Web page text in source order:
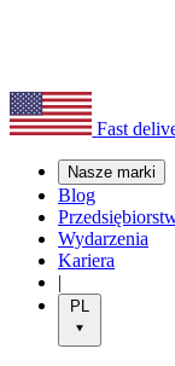
Fast
Nasze marki
Blog
Wydarzenia
Kariera
|
PL